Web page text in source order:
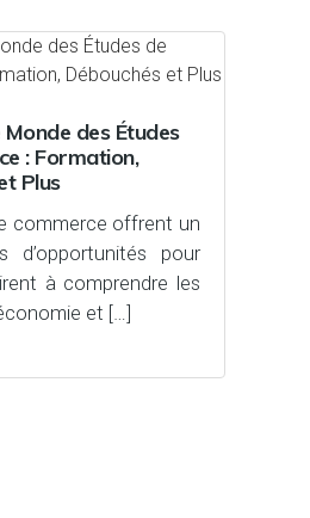
des Études
: Formation,
Plus
commerce offrent un
d’opportunités pour
à comprendre les
et […]